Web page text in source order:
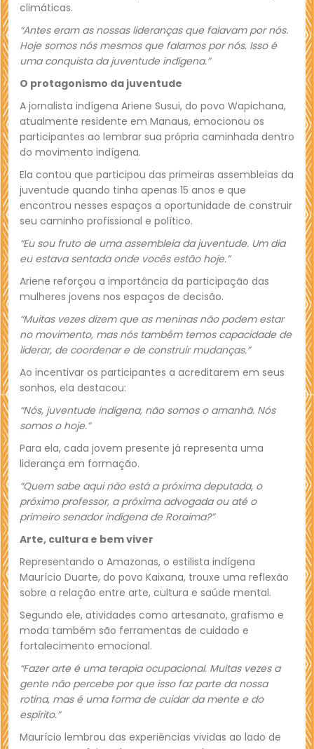
climáticas.
“Antes eram as nossas lideranças que falavam por nós.
Hoje somos nós mesmos que falamos por nós. Isso é
uma conquista da juventude indígena.”
O protagonismo da juventude
A jornalista indígena Ariene Susui, do povo Wapichana,
atualmente residente em Manaus, emocionou os
participantes ao lembrar sua própria caminhada dentro
do movimento indígena.
Ela contou que participou das primeiras assembleias da
juventude quando tinha apenas 15 anos e que
encontrou nesses espaços a oportunidade de construir
seu caminho profissional e político.
“Eu sou fruto de uma assembleia da juventude. Um dia
eu estava sentada onde vocês estão hoje.”
Ariene reforçou a importância da participação das
mulheres jovens nos espaços de decisão.
“Muitas vezes dizem que as meninas não podem estar
no movimento, mas nós também temos capacidade de
liderar, de coordenar e de construir mudanças.”
Ao incentivar os participantes a acreditarem em seus
sonhos, ela destacou:
“Nós, juventude indígena, não somos o amanhã. Nós
somos o hoje.”
Para ela, cada jovem presente já representa uma
liderança em formação.
“Quem sabe aqui não está a próxima deputada, o
próximo professor, a próxima advogada ou até o
primeiro senador indígena de Roraima?”
Arte, cultura e bem viver
Representando o Amazonas, o estilista indígena
Maurício Duarte, do povo Kaixana, trouxe uma reflexão
sobre a relação entre arte, cultura e saúde mental.
Segundo ele, atividades como artesanato, grafismo e
moda também são ferramentas de cuidado e
fortalecimento emocional.
“Fazer arte é uma terapia ocupacional. Muitas vezes a
gente não percebe por que isso faz parte da nossa
rotina, mas é uma forma de cuidar da mente e do
espírito.”
Maurício lembrou das experiências vividas ao lado de